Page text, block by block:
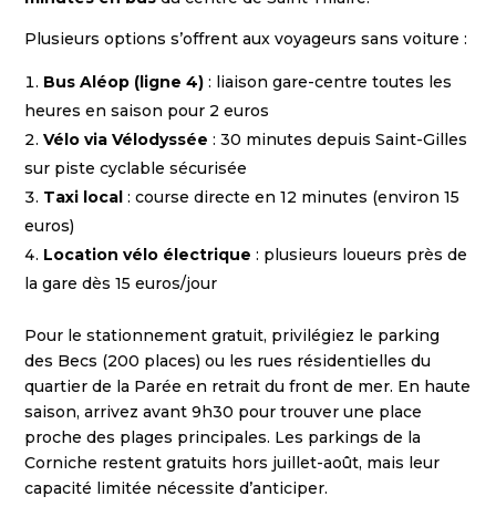
Plusieurs options s’offrent aux voyageurs sans voiture :
Bus Aléop (ligne 4) : liaison gare-centre toutes les
heures en saison pour 2 euros
Vélo via Vélodyssée : 30 minutes depuis Saint-Gilles
sur piste cyclable sécurisée
Taxi local : course directe en 12 minutes (environ 15
euros)
Location vélo électrique : plusieurs loueurs près de
la gare dès 15 euros/jour
Pour le stationnement gratuit, privilégiez le parking
des Becs (200 places) ou les rues résidentielles du
quartier de la Parée en retrait du front de mer. En haute
saison, arrivez avant 9h30 pour trouver une place
proche des plages principales. Les parkings de la
Corniche restent gratuits hors juillet-août, mais leur
capacité limitée nécessite d’anticiper.